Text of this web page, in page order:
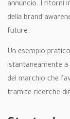
annuncio. I ritorni
della brand
future.
Un esempio
istantaneamente a
del marchio che
tramite ricerche